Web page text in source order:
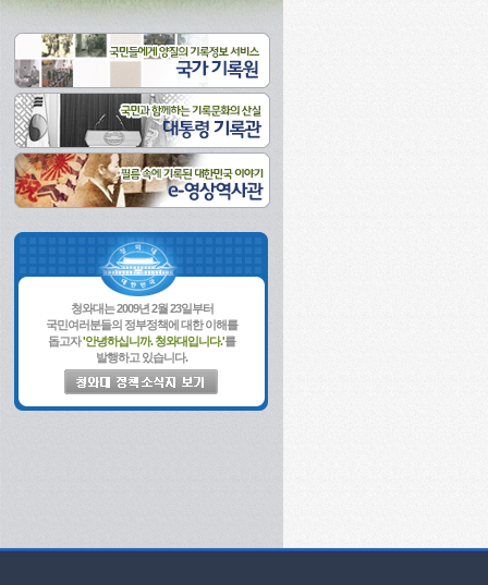
청와대는 2009년 2월 23일부터
국민여러분들의 정부정책에 대한 이해를
돕고자'안녕하십니까. 청와대입니다.'를
발행하고 있습니다.